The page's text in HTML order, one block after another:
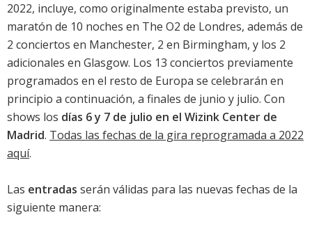
2022, incluye, como originalmente estaba previsto, un
maratón de 10 noches en The O2 de Londres, además de
2 conciertos en Manchester, 2 en Birmingham, y los 2
adicionales en Glasgow. Los 13 conciertos previamente
programados en el resto de Europa se celebrarán en
principio a continuación, a finales de junio y julio. Con
shows los días 6 y 7 de julio en el Wizink Center de
Madrid. Todas las fechas de la gira reprogramada a 2022
aquí.
Las entradas serán válidas para las nuevas fechas de la
siguiente manera: